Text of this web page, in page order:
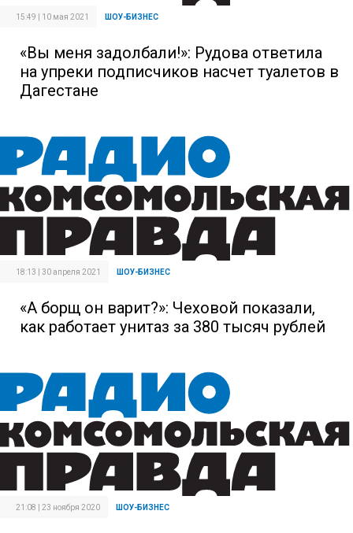
15:49 | 10 мая 2021 ШОУ-БИЗНЕС
«Вы меня задолбали!»: Рудова ответила
на упреки подписчиков насчет туалетов в
Дагестане
18:13 | 30 апреля 2021 ШОУ-БИЗНЕС
«А борщ он варит?»: Чеховой показали,
как работает унитаз за 380 тысяч рублей
21:08 | 23 ноября 2020 ШОУ-БИЗНЕС